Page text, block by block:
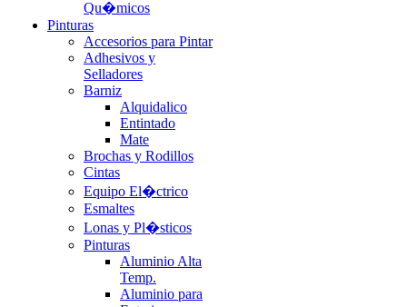
Qu�micos
Pinturas
Accesorios para Pintar
Adhesivos y
Selladores
Barniz
Alquidalico
Entintado
Mate
Brochas y Rodillos
Cintas
Equipo El�ctrico
Esmaltes
Lonas y Pl�sticos
Pinturas
Aluminio Alta
Temp.
Aluminio para